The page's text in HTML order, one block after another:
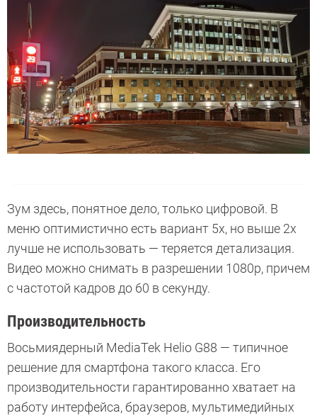
Зум здесь, понятное дело, только цифровой. В
меню оптимистично есть вариант 5х, но выше 2х
лучше не использовать — теряется детализация.
Видео можно снимать в разрешении 1080р, причем
с частотой кадров до 60 в секунду.
Производительность
Восьмиядерный MediaTek Helio G88 — типичное
решение для смартфона такого класса. Его
производительности гарантированно хватает на
работу интерфейса, браузеров, мультимедийных